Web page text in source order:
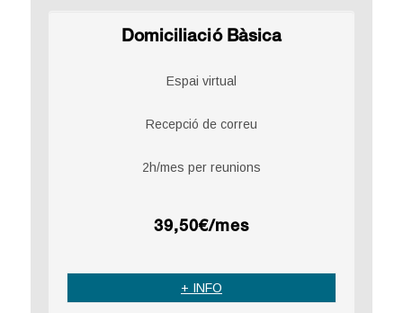
Domiciliació Bàsica
Espai virtual
Recepció de correu
2h/mes per reunions
39,50€/mes
+ INFO